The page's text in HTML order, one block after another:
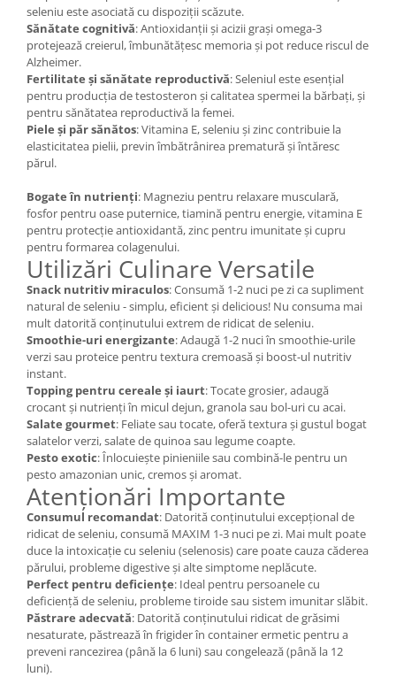
seleniu este asociată cu dispoziții scăzute.
Sănătate cognitivă: Antioxidanții și acizii grași omega-3
protejează creierul, îmbunătățesc memoria și pot reduce riscul de
Alzheimer.
Fertilitate și sănătate reproductivă: Seleniul este esențial
pentru producția de testosteron și calitatea spermei la bărbați, și
pentru sănătatea reproductivă la femei.
Piele și păr sănătos: Vitamina E, seleniu și zinc contribuie la
elasticitatea pielii, previn îmbătrânirea prematură și întăresc
părul.
Bogate în nutrienți: Magneziu pentru relaxare musculară,
fosfor pentru oase puternice, tiamină pentru energie, vitamina E
pentru protecție antioxidantă, zinc pentru imunitate și cupru
pentru formarea colagenului.
Utilizări Culinare Versatile
Snack nutritiv miraculos: Consumă 1-2 nuci pe zi ca supliment
natural de seleniu - simplu, eficient și delicious! Nu consuma mai
mult datorită conținutului extrem de ridicat de seleniu.
Smoothie-uri energizante: Adaugă 1-2 nuci în smoothie-urile
verzi sau proteice pentru textura cremoasă și boost-ul nutritiv
instant.
Topping pentru cereale și iaurt: Tocate grosier, adaugă
crocant și nutrienți în micul dejun, granola sau bol-uri cu acai.
Salate gourmet: Feliate sau tocate, oferă textura și gustul bogat
salatelor verzi, salate de quinoa sau legume coapte.
Pesto exotic: Înlocuiește pinieniile sau combină-le pentru un
pesto amazonian unic, cremos și aromat.
Atenționări Importante
Consumul recomandat: Datorită conținutului excepțional de
ridicat de seleniu, consumă MAXIM 1-3 nuci pe zi. Mai mult poate
duce la intoxicație cu seleniu (selenosis) care poate cauza căderea
părului, probleme digestive și alte simptome neplăcute.
Perfect pentru deficiențe: Ideal pentru persoanele cu
deficiență de seleniu, probleme tiroide sau sistem imunitar slăbit.
Păstrare adecvată: Datorită conținutului ridicat de grăsimi
nesaturate, păstrează în frigider în container ermetic pentru a
preveni rancezirea (până la 6 luni) sau congelează (până la 12
luni).